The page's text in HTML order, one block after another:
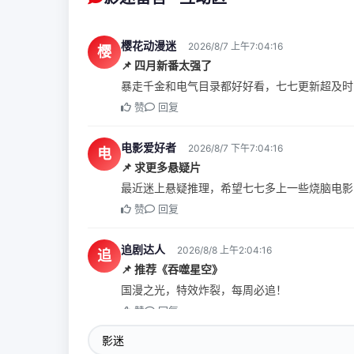
樱 樱花动漫迷 2026/8/7 上午7:04:16
📌 四月新番太强了
暴走千金和电气目录都好好看，七七更新超及
赞 回复
电 电影爱好者 2026/8/7 下午7:04:16
📌 求更多悬疑片
最近迷上悬疑推理，希望七七多上一些烧脑电
赞 回复
追 追剧达人 2026/8/8 上午2:04:16
📌 推荐《吞噬星空》
国漫之光，特效炸裂，每周必追！
赞 回复